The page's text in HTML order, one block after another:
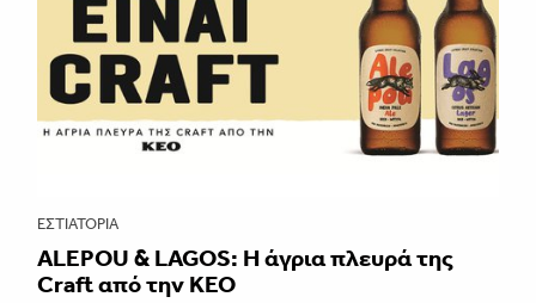
ΕΣΤΙΑΤΌΡΙΑ
ALEPOU & LAGOS: Η άγρια πλευρά της
Craft από την ΚΕΟ